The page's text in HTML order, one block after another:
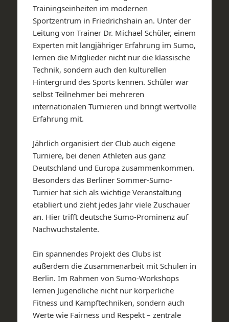
Trainingseinheiten im modernen
Sportzentrum in Friedrichshain an. Unter der
Leitung von Trainer Dr. Michael Schüler, einem
Experten mit langjähriger Erfahrung im Sumo,
lernen die Mitglieder nicht nur die klassische
Technik, sondern auch den kulturellen
Hintergrund des Sports kennen. Schüler war
selbst Teilnehmer bei mehreren
internationalen Turnieren und bringt wertvolle
Erfahrung mit.
Jährlich organisiert der Club auch eigene
Turniere, bei denen Athleten aus ganz
Deutschland und Europa zusammenkommen.
Besonders das Berliner Sommer-Sumo-
Turnier hat sich als wichtige Veranstaltung
etabliert und zieht jedes Jahr viele Zuschauer
an. Hier trifft deutsche Sumo-Prominenz auf
Nachwuchstalente.
Ein spannendes Projekt des Clubs ist
außerdem die Zusammenarbeit mit Schulen in
Berlin. Im Rahmen von Sumo-Workshops
lernen Jugendliche nicht nur körperliche
Fitness und Kampftechniken, sondern auch
Werte wie Fairness und Respekt – zentrale